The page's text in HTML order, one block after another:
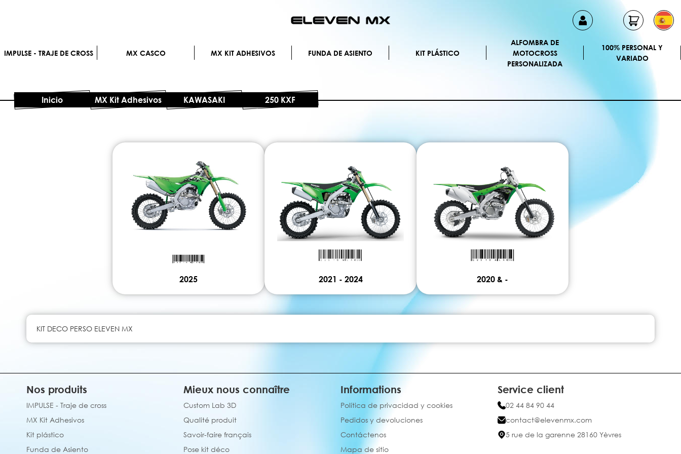
al
IMPULSE - TRAJE DE CROSS MX CASCO MX KIT ADHESIVOS FUNDA DE ASIENTO KIT PLÁSTICO
ALFOMBRA DE
MOTOCROSS
PERSONALIZADA
100% PERSONAL Y
VARIADO
Inicio MX Kit Adhesivos KAWASAKI 250 KXF
2025 2021 - 2024 2020 & -
KIT DECO PERSO ELEVEN MX
Nos produits
IMPULSE - Traje de cross
MX Kit Adhesivos
Kit plástico
Funda de Asiento
Mieux nous connaître
Custom Lab 3D
Qualité produit
Savoir-faire français
Pose kit déco
Informations
Política de privacidad y cookies
Pedidos y devoluciones
Contáctenos
Mapa de sitio
Service client
02 44 84 90 44
contact@elevenmx.com
5 rue de la garenne 28160 Yèvres